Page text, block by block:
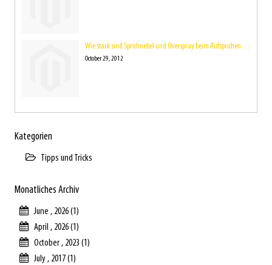
Wie stark sind Sprühnebel und Overspray beim Aufsprühen der Farbe eigentlich?
October 29, 2012
Kategorien
Tipps und Tricks
Monatliches Archiv
June , 2026 (1)
April , 2026 (1)
October , 2023 (1)
July , 2017 (1)